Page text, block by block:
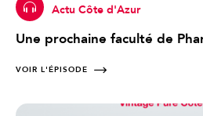
Actu Côte d'Azur
Une prochaine faculté de
VOIR L'ÉPISODE